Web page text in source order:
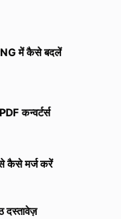
में कैसे बदलें
कन्वर्टर्स
कैसे मर्ज करें
दस्तावेज़